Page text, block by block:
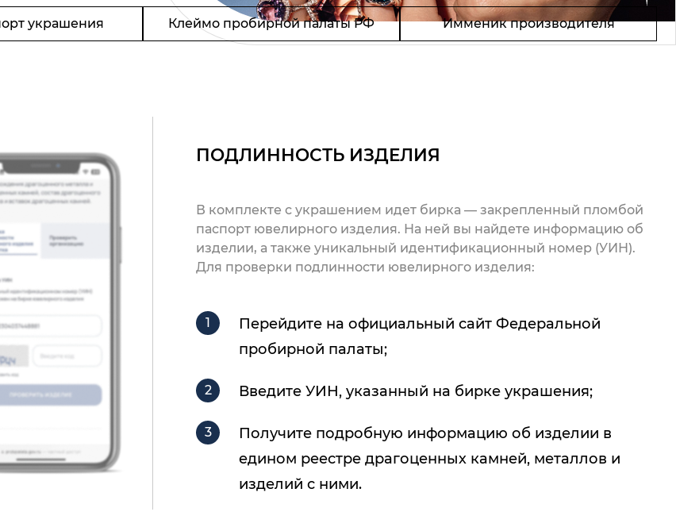
украшения Клеймо пробирной палаты РФ Имменик производителя
ПОДЛИННОСТЬ ИЗДЕЛИЯ
В комплекте с украшением идет бирка — закрепленный пломбой
паспорт ювелирного изделия. На ней вы найдете информацию об
изделии, а также уникальный идентификационный номер (УИН).
Для проверки подлинности ювелирного изделия:
Перейдите на официальный сайт Федеральной
пробирной палаты;
Введите УИН, указанный на бирке украшения;
Получите подробную информацию об изделии в
едином реестре драгоценных камней, металлов и
изделий с ними.